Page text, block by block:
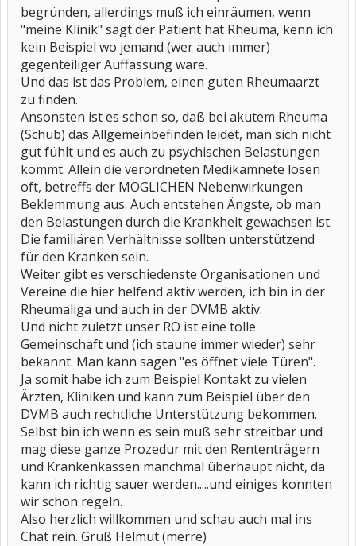
begründen, allerdings muß ich einräumen, wenn
"meine Klinik" sagt der Patient hat Rheuma, kenn ich
kein Beispiel wo jemand (wer auch immer)
gegenteiliger Auffassung wäre.
Und das ist das Problem, einen guten Rheumaarzt
zu finden.
Ansonsten ist es schon so, daß bei akutem Rheuma
(Schub) das Allgemeinbefinden leidet, man sich nicht
gut fühlt und es auch zu psychischen Belastungen
kommt. Allein die verordneten Medikamnete lösen
oft, betreffs der MÖGLICHEN Nebenwirkungen
Beklemmung aus. Auch entstehen Ängste, ob man
den Belastungen durch die Krankheit gewachsen ist.
Die familiären Verhältnisse sollten unterstützend
für den Kranken sein.
Weiter gibt es verschiedenste Organisationen und
Vereine die hier helfend aktiv werden, ich bin in der
Rheumaliga und auch in der DVMB aktiv.
Und nicht zuletzt unser RO ist eine tolle
Gemeinschaft und (ich staune immer wieder) sehr
bekannt. Man kann sagen "es öffnet viele Türen".
Ja somit habe ich zum Beispiel Kontakt zu vielen
Ärzten, Kliniken und kann zum Beispiel über den
DVMB auch rechtliche Unterstützung bekommen.
Selbst bin ich wenn es sein muß sehr streitbar und
mag diese ganze Prozedur mit den Rententrägern
und Krankenkassen manchmal überhaupt nicht, da
kann ich richtig sauer werden.....und einiges konnten
wir schon regeln.
Also herzlich willkommen und schau auch mal ins
Chat rein. Gruß Helmut (merre)